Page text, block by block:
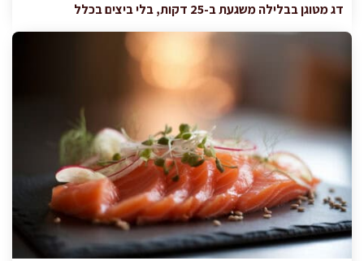
דג מטוגן בבלילה משגעת ב-25 דקות, בלי ביצים בכלל